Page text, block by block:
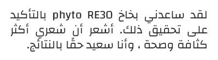
لقد ساعدني بخاخ phyto RE30 بالتأكيد
على تحقيق ذلك. أشعر أن شعري أكثر
كثافة وصحة ، وأنا سعيد حقًا بالنتائج.